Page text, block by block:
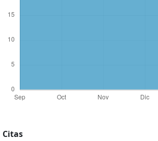
Citas